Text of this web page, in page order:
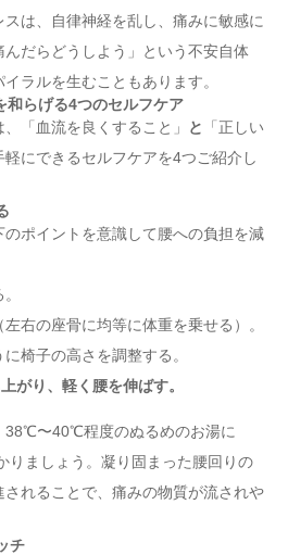
は、自律神経を乱し、痛みに敏感に
だらどうしよう」という不安自体
ラルを生むこともあります。
和らげる4つのセルフケア
「血流を良くすること」
と
「正しい
にできるセルフケアを4つご紹介し
ポイントを意識して腰への負担を減
右の座骨に均等に体重を乗せる）。
椅子の高さを調整する。
がり、軽く腰を伸ばす。
38℃〜40℃程度のぬるめのお湯に
りましょう。凝り固まった腰回りの
れることで、痛みの物質が流されや
チ